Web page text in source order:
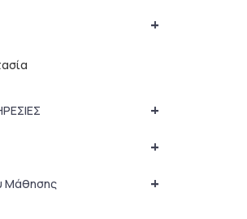
+
+
+
+
Μάθησης